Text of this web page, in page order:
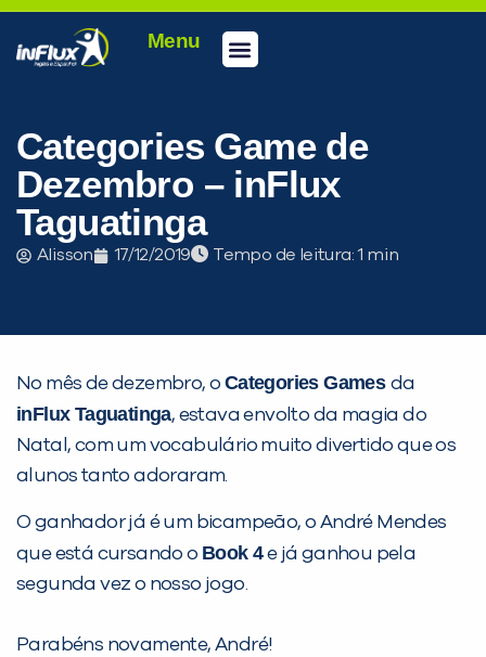
Menu
Categories Game de
Dezembro – inFlux
Taguatinga
Alisson 17/12/2019 Tempo de leitura:
No mês de dezembro, o Categories Games da
inFlux Taguatinga, estava envolto da magia do
Natal, com um vocabulário muito divertido que os
alunos tanto adoraram.
O ganhador já é um bicampeão, o André Mendes
que está cursando o Book 4e já ganhou pela
segunda vez o nosso jogo.
Parabéns novamente, André!
PEÇA UMA DEMONSTRAÇÃO DE MÉTODO
Desculpe!
você digitou.